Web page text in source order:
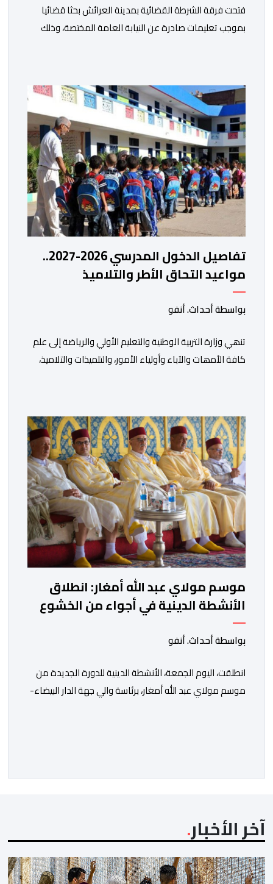
فتحت فرقة الشرطة القضائية بمدينة العرائش بحثا قضائيا
بموجب تعليمات صادرة عن النيابة العامة المختصة، وذلك
حسابات على شبكات التواصل الاجتماعي. وكانت السيدة
المذكورة قد صرحت بمعطيات مضللة، واتهامات كيدية،
تدعي فيها بأن جهات رسمية هي من فتحت الحدود في […]
تفاصيل الدخول المدرسي 2026-2027..
مواعيد التحاق الأطر والتلاميذ
بالمؤسسات التعليمية
بواسطة أحداث. أنفو
تنھي وزارة التربیة الوطنیة والتعلیم الأولي والریاضة إلى علم
كافة الأمھات والآباء وأولیاء الأمور، والتلمیذات والتلامیذ،
المحدد سلفا طبقا لمقتضیات المقرر الوزاري رقم 047.26
الصادر بتاریخ 3 یولیوز 2026 بشأن تنظیم السنة الدراسیة.
وأوضحت الوزارة، في بلاغ، أن أطر […]
موسم مولاي عبد الله أمغار: انطلاق
الأنشطة الدينية في أجواء من الخشوع
الروحي
بواسطة أحداث. أنفو
انطلقت، اليوم الجمعة، الأنشطة الدينية للدورة الجديدة من
موسم مولاي عبد الله أمغار، برئاسة والي جهة الدار البيضاء-
الرسمية، حيث أُلقيت كلمات كل من رئيس المجلس […]
آخر الأخبار